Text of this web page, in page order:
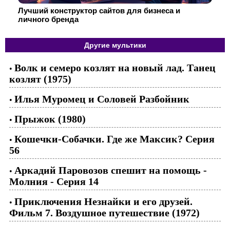
Лучший конструктор сайтов для бизнеса и
личного бренда
Другие мультики
• Волк и семеро козлят на новый лад. Танец
козлят (1975)
• Илья Муромец и Соловей Разбойник
• Прыжок (1980)
• Кошечки-Собачки. Где же Максик? Серия
56
• Аркадий Паровозов спешит на помощь -
Молния - Серия 14
• Приключения Незнайки и его друзей.
Фильм 7. Воздушное путешествие (1972)